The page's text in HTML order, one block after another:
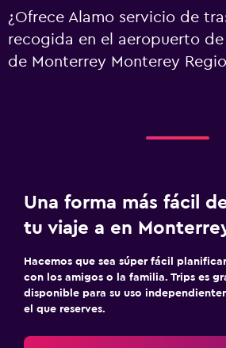
¿Ofrece Alamo servicio de
recogida en el aeropuerto
de Monterrey Monterey
Una forma más fácil
tu viaje a en
Hacemos que sea súper fácil
con los amigos o la familia. Trips es
disponible para su uso
el que reserves.